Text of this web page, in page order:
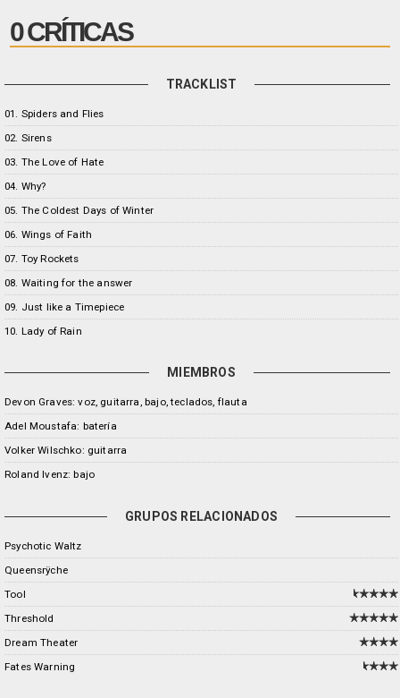
0 CRÍTICAS
TRACKLIST
01. Spiders and Flies
02. Sirens
03. The Love of Hate
04. Why?
05. The Coldest Days of Winter
06. Wings of Faith
07. Toy Rockets
08. Waiting for the answer
09. Just like a Timepiece
10. Lady of Rain
MIEMBROS
Devon Graves: voz, guitarra, bajo, teclados, flauta
Adel Moustafa: batería
Volker Wilschko: guitarra
Roland Ivenz: bajo
GRUPOS RELACIONADOS
Psychotic Waltz
Queensrÿche
Tool
Threshold
Dream Theater
Fates Warning